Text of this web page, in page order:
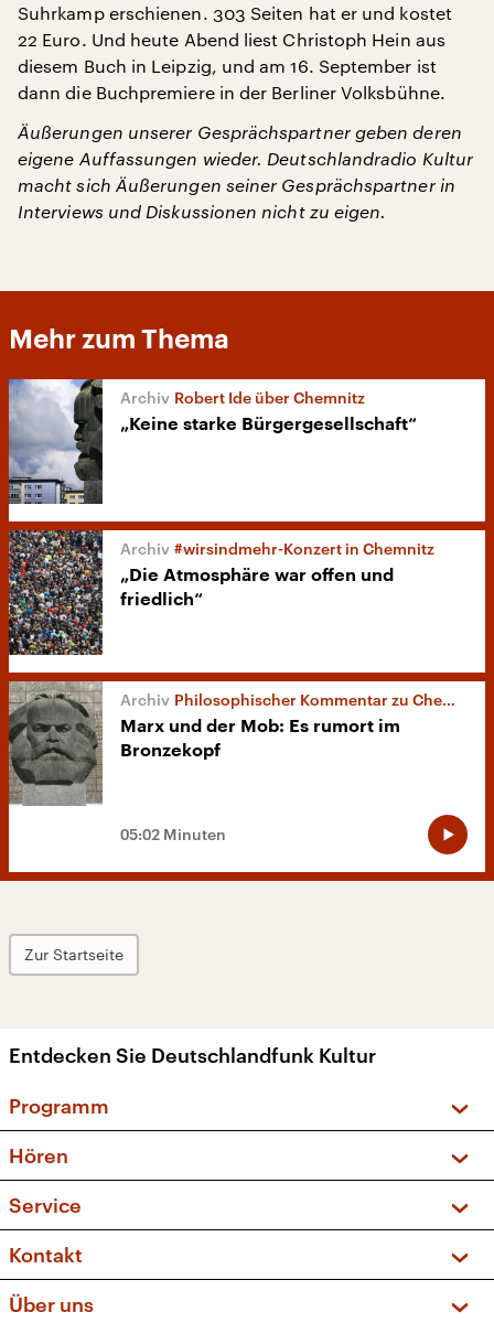
Suhrkamp erschienen. 303 Seiten hat er und kostet
22 Euro. Und heute Abend liest Christoph Hein aus
diesem Buch in Leipzig, und am 16. September ist
dann die Buchpremiere in der Berliner Volksbühne.
Äußerungen unserer Gesprächspartner geben deren
eigene Auffassungen wieder. Deutschlandradio Kultur
macht sich Äußerungen seiner Gesprächspartner in
Interviews und Diskussionen nicht zu eigen.
Mehr zum Thema
Robert Ide über Chemnitz
„Keine starke Bürgergesellschaft“
#wirsindmehr-Konzert in Chemnitz
„Die Atmosphäre war offen und
friedlich“
Philosophischer Kommentar zu Chemnitz
Marx und der Mob: Es rumort im
Bronzekopf
05:02 Minuten
Zur Startseite
Entdecken Sie Deutschlandfunk Kultur
Programm
Sendungen und Podcasts
Musikliste
Kakadu – Das Kinderprogramm
Hören
Frequenzen (UKW + DAB+)
Service
FAQ
Apps
Newsletter
Kontakt
Über uns